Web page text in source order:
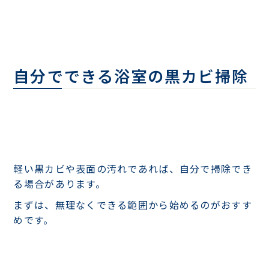
自分でできる浴室の黒カビ掃除
軽い黒カビや表面の汚れであれば、自分で掃除でき
る場合があります。
まずは、無理なくできる範囲から始めるのがおすす
めです。